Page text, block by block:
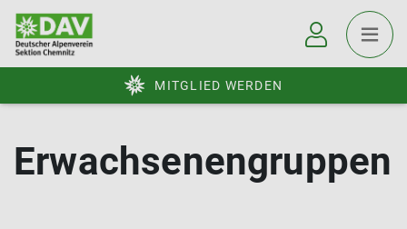
MITGLIED WERDEN
Erwachsenengruppen